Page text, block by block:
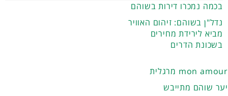
בכמה נמכרו דירות בשוהם
נדל"ן בשוהם: זיהום האוויר
מביא לירידת מחירים
בשכונת הדרים
מרגלית mon amour
יער שוהם מתייבש